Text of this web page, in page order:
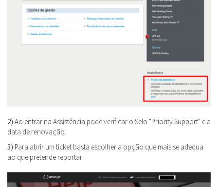
2) Ao entrar na Assistência pode verificar o Selo "Priority Support" e a
data de renovação.
3) Para abrir um ticket basta escolher a opção que mais se adequa
ao que pretende reportar